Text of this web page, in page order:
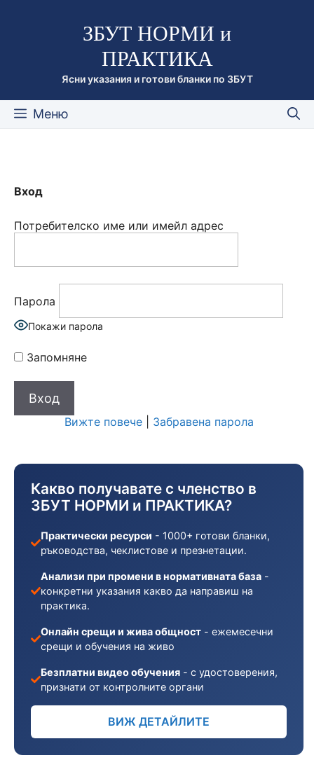
съдържаниетоЗБУТ НОРМИ и
ПРАКТИКА
Ясни указания и готови бланки по ЗБУТ
Меню
Вход
Потребителско име или имейл адрес
Парола
Покажи парола
Запомняне
Вижте повече| Забравена парола
Какво получавате с членство в
ЗБУТ НОРМИ и ПРАКТИКА?
Практически ресурси - 1000+ готови бланки,
ръководства, чеклистове и презнетации.
Анализи при промени в нормативната база -
конкретни указания какво да направиш на
практика.
Онлайн срещи и жива общност - ежемесечни
срещи и обучения на живо
Безплатни видео обучения - с удостоверения,
признати от контролните органи
ВИЖ ДЕТАЙЛИТЕ